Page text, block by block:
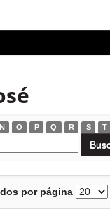
N O P Q R S T
por página